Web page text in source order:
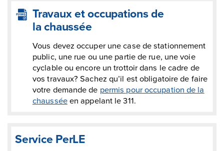
Travaux et occupations de
la chaussée
Vous devez occuper une case de stationnement
public, une rue ou une partie de rue, une voie
cyclable ou encore un trottoir dans le cadre de
vos travaux? Sachez qu’il est obligatoire de faire
votre demande de permis pour occupation de la
chausséeen appelant le 311.
Service PerLE